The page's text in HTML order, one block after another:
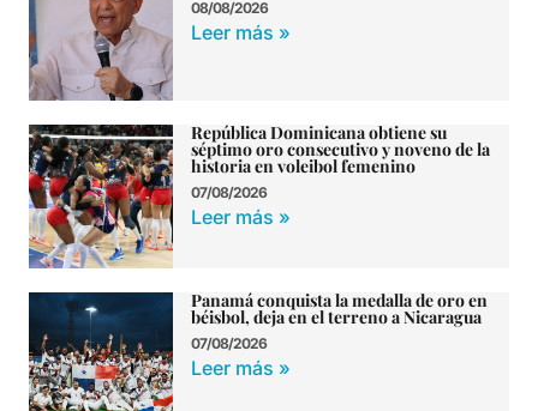
08/08/2026
Leer más »
República Dominicana obtiene su
séptimo oro consecutivo y noveno de la
historia en voleibol femenino
07/08/2026
Leer más »
Panamá conquista la medalla de oro en
béisbol, deja en el terreno a Nicaragua
07/08/2026
Leer más »